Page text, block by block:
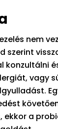
nem
szerint
konzultálni
vagy
ekkor a